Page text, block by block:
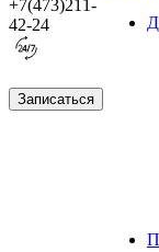
+7(473)211-
42-24
Записаться